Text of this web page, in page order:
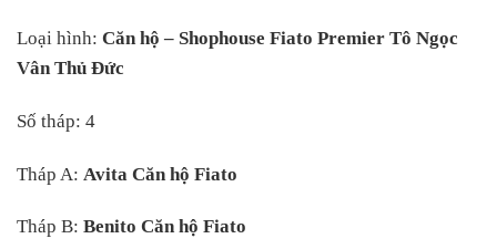
Loại hình: Căn hộ – Shophouse Fiato Premier Tô Ngọc
Vân Thủ Đức
Số tháp: 4
Tháp A: Avita Căn hộ Fiato
Tháp B: Benito Căn hộ Fiato